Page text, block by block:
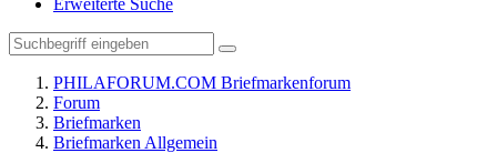
Erweiterte Suche
PHILAFORUM.COM Briefmarkenforum
Forum
Briefmarken
Briefmarken Allgemein